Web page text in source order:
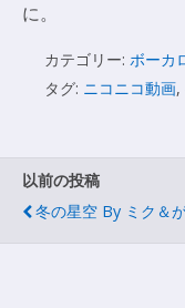
に。
カテゴリー: ボーカ
タグ: ニコニコ動画,
以前の投稿
冬の星空 By ミク＆